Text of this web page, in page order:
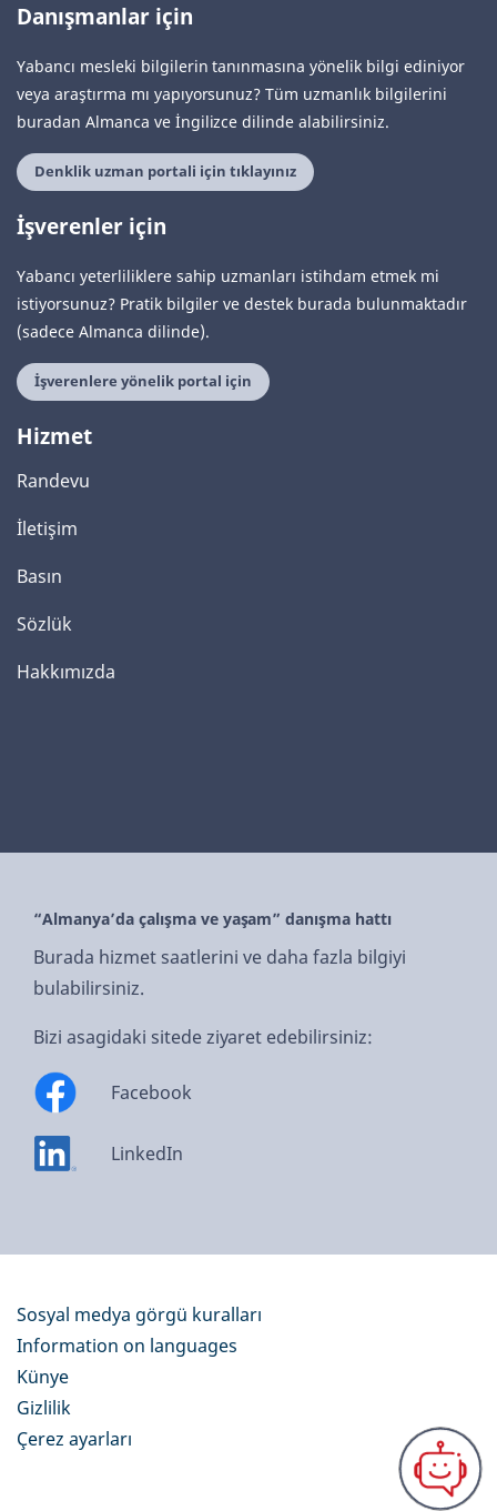
Danışmanlar için
Yabancı mesleki bilgilerin tanınmasına yönelik bilgi ediniyor
veya araştırma mı yapıyorsunuz? Tüm uzmanlık bilgilerini
buradan Almanca ve İngilizce dilinde alabilirsiniz.
Denklik uzman portali için tıklayınız
İşverenler için
Yabancı yeterliliklere sahip uzmanları istihdam etmek mi
istiyorsunuz? Pratik bilgiler ve destek burada bulunmaktadır
(sadece Almanca dilinde).
İşverenlere yönelik portal için
Hizmet
Randevu
İletişim
Basın
Sözlük
Hakkımızda
“Almanya’da çalışma ve yaşam” danışma hattı
Burada hizmet saatlerini ve daha fazla bilgiyi
bulabilirsiniz.
Bizi asagidaki sitede ziyaret edebilirsiniz:
Facebook
LinkedIn
Sosyal medya görgü kuralları
Information on languages
Künye
Gizlilik
Çerez ayarları